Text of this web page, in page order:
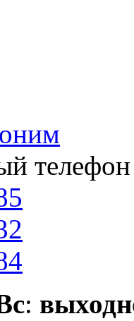
телефон
: